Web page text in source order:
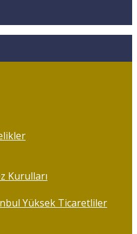
Kurulları
Yüksek Ticaretliler